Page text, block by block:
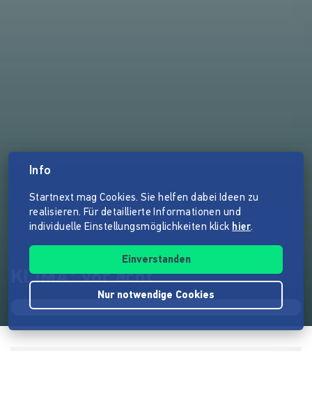
KLIMA° vor acht
Info
Startnext mag Cookies. Sie helfen dabei Ideen zu
realisieren. Für detaillierte Informationen und
individuelle Einstellungsmöglichkeiten klick hier.
Einverstanden
Nur notwendige Cookies